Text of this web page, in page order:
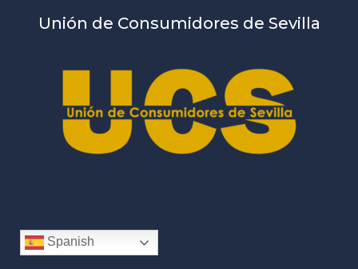
Unión de Consumidores de Sevilla
Spanish